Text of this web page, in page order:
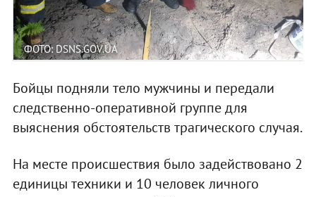
ФОТО: DSNS.GOV.UA
Бойцы подняли тело мужчины и передали
следственно-оперативной группе для
выяснения обстоятельств трагического случая.
На месте происшествия было задействовано 2
единицы техники и 10 человек личного